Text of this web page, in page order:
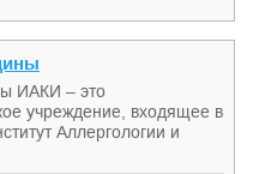
ИАКИ – это
учреждение, входящее в
Аллергологии и